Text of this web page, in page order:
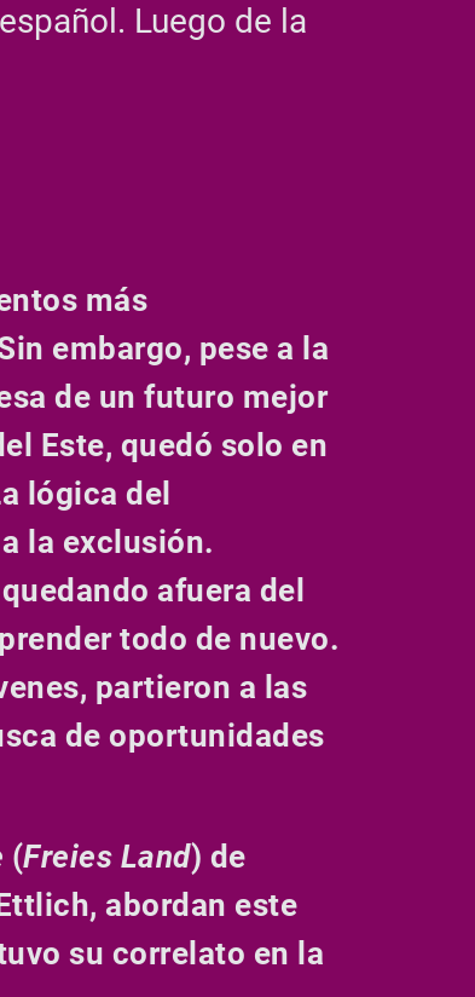
Luego de la
más
embargo, pese a la
de un futuro mejor
Este, quedó solo en
lógica del
la exclusión.
afuera del
todo de nuevo.
partieron a las
de oportunidades
(Freies Land) de
abordan este
su correlato en la